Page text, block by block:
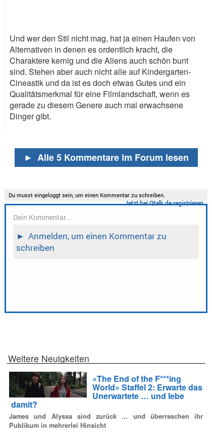
Und wer den Stil nicht mag, hat ja einen Haufen von
Alternativen in denen es ordentlich kracht, die
Charaktere kernig und die Aliens auch schön bunt
sind. Stehen aber auch nicht alle auf Kindergarten-
Cineastik und da ist es doch etwas Gutes und ein
Qualitätsmerkmal für eine Filmlandschaft, wenn es
gerade zu diesem Genere auch mal erwachsene
Dinger gibt.
► Alle 5 Kommentare im Forum lesen
Weitere Neuigkeiten
«The End of the F***ing
World» Staffel 2: Erwarte das
Unerwartete … und lebe
damit?
James und Alyssa sind zurück ... und überraschen ihr
Publikum in mehrerlei Hinsicht